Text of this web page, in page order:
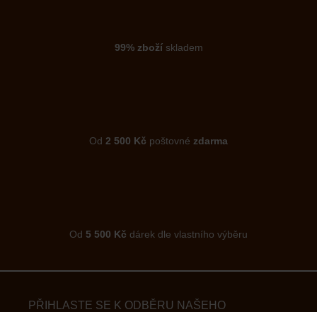
99% zbožískladem
Od 2 500 Kč poštovné zdarma
Od 5 500 Kč dárek dle vlastního výběru
PŘIHLASTE SE K ODBĚRU NAŠEHO